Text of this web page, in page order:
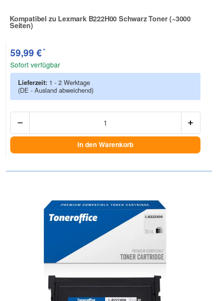
Kompatibel zu Lexmark B222H00 Schwarz Toner (~3000
Seiten)
Zur Artikelbewertung
59,99 €*
Sofort verfügbar
Lieferzeit: 1 - 2 Werktage
(DE - Ausland abweichend)
In den Warenkorb